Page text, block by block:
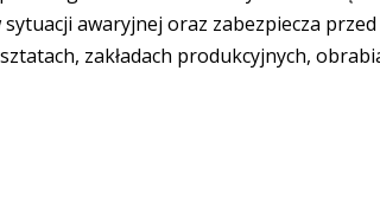
awaryjnej oraz zabezpiecza
zakładach produkcyjnych,